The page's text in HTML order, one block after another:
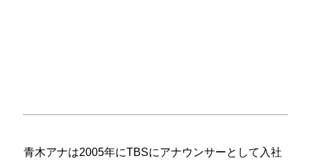
青木アナは2005年にTBSにアナウンサーとして入社